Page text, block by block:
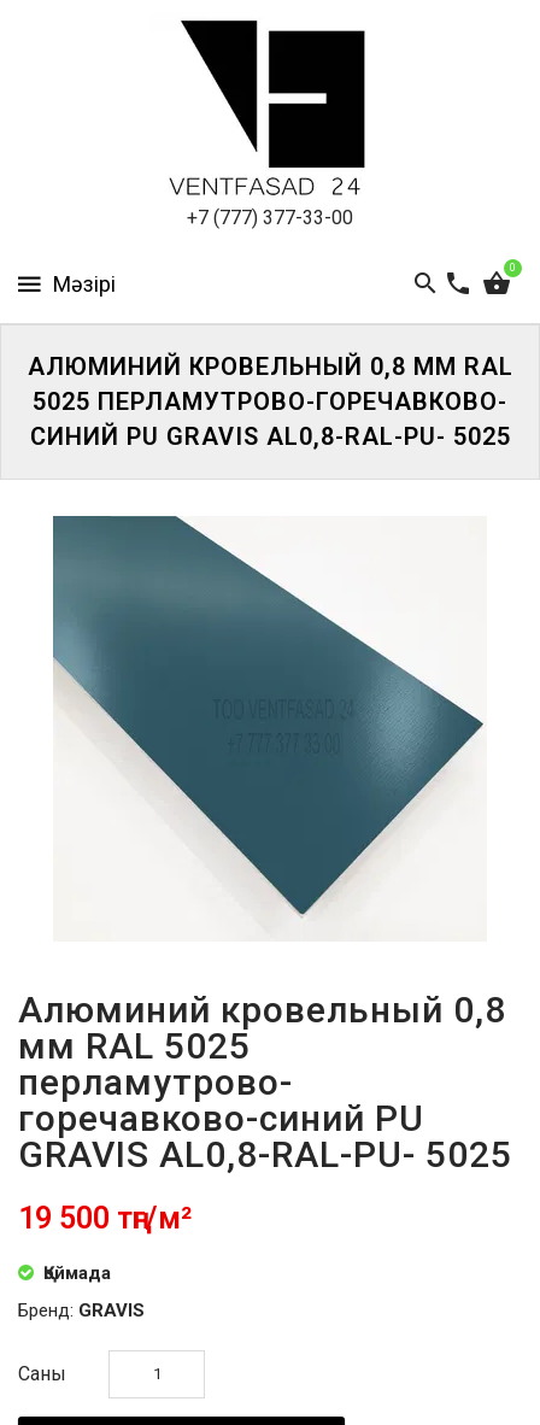
+7 (777) 377-33-00
0
ПАНЕЛИ
АЛЮМИНИЙ КРОВЕЛЬНЫЙ 0,8 ММ RAL
5025 ПЕРЛАМУТРОВО-ГОРЕЧАВКОВО-
СИНИЙ PU GRAVIS AL0,8-RAL-PU- 5025
Алюминий кровельный 0,8
мм RAL 5025
перламутрово-
горечавково-синий PU
GRAVIS AL0,8-RAL-PU- 5025
19 500 тңг/м²
Қоймада
Бренд: GRAVIS
Саны